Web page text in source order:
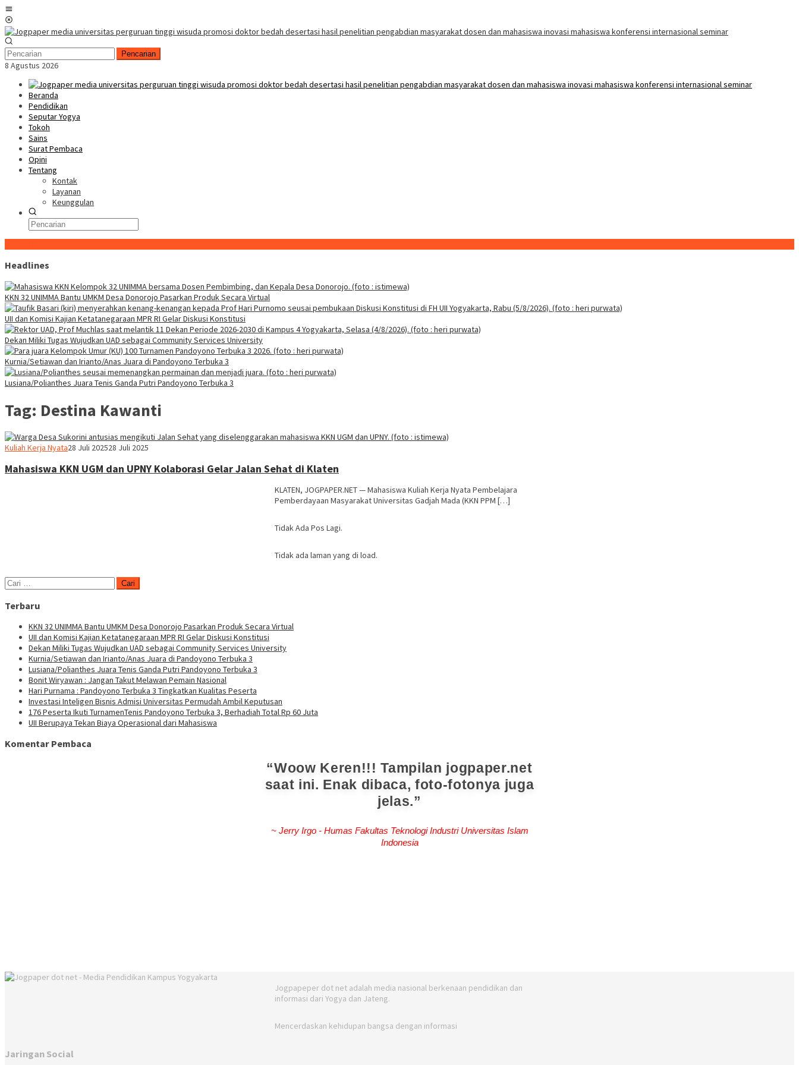
Loncat
ke
konten
Pencarian
8 Agustus 2026
Beranda
Pendidikan
Seputar Yogya
Tokoh
Sains
Surat Pembaca
Opini
Tentang
Kontak
Layanan
Keunggulan
Headlines
KKN 32 UNIMMA Bantu UMKM Desa Donorojo Pasarkan Produk Secara Virtual
UII dan Komisi Kajian Ketatanegaraan MPR RI Gelar Diskusi Konstitusi
Dekan Miliki Tugas Wujudkan UAD sebagai Community Services University
Kurnia/Setiawan dan Irianto/Anas Juara di Pandoyono Terbuka 3
Lusiana/Polianthes Juara Tenis Ganda Putri Pandoyono Terbuka 3
Tag: Destina Kawanti
Kuliah Kerja NyataHeri
28 Juli 202528 Juli 2025
Mahasiswa KKN UGM dan UPNY Kolaborasi Gelar Jalan Sehat di Klaten
KLATEN, JOGPAPER.NET — Mahasiswa Kuliah Kerja Nyata Pembelajara
Pemberdayaan Masyarakat Universitas Gadjah Mada (KKN PPM […]
Tidak Ada Pos Lagi.
Tidak ada laman yang di load.
Cari
untuk:
Terbaru
KKN 32 UNIMMA Bantu UMKM Desa Donorojo Pasarkan Produk Secara Virtual
UII dan Komisi Kajian Ketatanegaraan MPR RI Gelar Diskusi Konstitusi
Dekan Miliki Tugas Wujudkan UAD sebagai Community Services University
Kurnia/Setiawan dan Irianto/Anas Juara di Pandoyono Terbuka 3
Lusiana/Polianthes Juara Tenis Ganda Putri Pandoyono Terbuka 3
Bonit Wiryawan : Jangan Takut Melawan Pemain Nasional
Hari Purnama : Pandoyono Terbuka 3 Tingkatkan Kualitas Peserta
Investasi Inteligen Bisnis Admisi Universitas Permudah Ambil Keputusan
176 Peserta Ikuti TurnamenTenis Pandoyono Terbuka 3, Berhadiah Total Rp 60 Juta
UII Berupaya Tekan Biaya Operasional dari Mahasiswa
Komentar Pembaca
Woow Keren!!! Tampilan jogpaper.net
saat ini. Enak dibaca, foto-fotonya juga
jelas.
~ Jerry Irgo - Humas Fakultas Teknologi Industri Universitas Islam
Indonesia
Jogpapeper dot net adalah media nasional berkenaan pendidikan dan
informasi dari Yogya dan Jateng.
Mencerdaskan kehidupan bangsa dengan informasi
Jaringan Social